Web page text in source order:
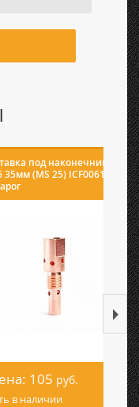
под наконечник
35мм (MS 25) ICF0061
105 руб.
в наличии